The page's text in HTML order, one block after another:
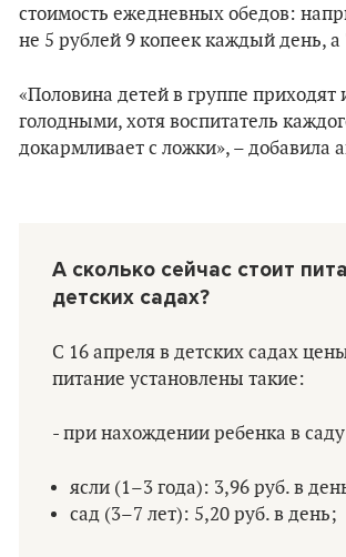
стоимость ежедневных обедов:
не 5 рублей 9 копеек каждый день, а
«Половина детей в группе приходят
голодными, хотя воспитатель
докармливает с ложки», – добавила
А сколько сейчас стоит
детских садах?
С 16 апреля в детских садах
питание установлены такие:
- при нахождении ребенка в
ясли (1–3 года): 3,96 руб. в
сад (3–7 лет): 5,20 руб. в день;